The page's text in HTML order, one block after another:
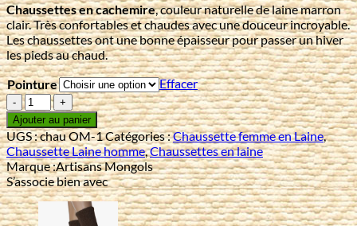
Chaussettes en cachemire, couleur naturelle de laine marron
clair. Très confortables et chaudes avec une douceur incroyable.
Les chaussettes ont une bonne épaisseur pour passer un hiver
les pieds au chaud.
Pointure
Effacer
quantité
de
Chaussettes
en
cachemire
Ajouter au panier
UGS :chau OM-1Catégories :Chaussette femme en Laine,
Chaussette Laine homme,Chaussettes en laine
Marque :Artisans Mongols
S’associe bien avec